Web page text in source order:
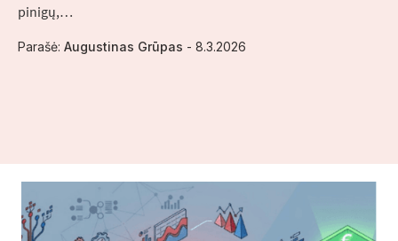
pinigų,…
Parašė: Augustinas Grūpas - 8.3.2026